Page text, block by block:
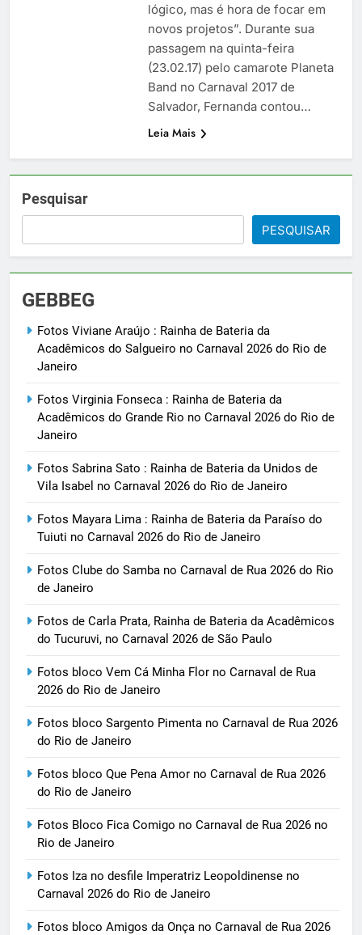
lógico, mas é hora de focar em
novos projetos”. Durante sua
passagem na quinta-feira
(23.02.17) pelo camarote Planeta
Band no Carnaval 2017 de
Salvador, Fernanda contou…
Leia Mais
Pesquisar
PESQUISAR
GEBBEG
Fotos Viviane Araújo : Rainha de Bateria da
Acadêmicos do Salgueiro no Carnaval 2026 do Rio de
Janeiro
Fotos Virginia Fonseca : Rainha de Bateria da
Acadêmicos do Grande Rio no Carnaval 2026 do Rio de
Janeiro
Fotos Sabrina Sato : Rainha de Bateria da Unidos de
Vila Isabel no Carnaval 2026 do Rio de Janeiro
Fotos Mayara Lima : Rainha de Bateria da Paraíso do
Tuiuti no Carnaval 2026 do Rio de Janeiro
Fotos Clube do Samba no Carnaval de Rua 2026 do Rio
de Janeiro
Fotos de Carla Prata, Rainha de Bateria da Acadêmicos
do Tucuruvi, no Carnaval 2026 de São Paulo
Fotos bloco Vem Cá Minha Flor no Carnaval de Rua
2026 do Rio de Janeiro
Fotos bloco Sargento Pimenta no Carnaval de Rua 2026
do Rio de Janeiro
Fotos bloco Que Pena Amor no Carnaval de Rua 2026
do Rio de Janeiro
Fotos Bloco Fica Comigo no Carnaval de Rua 2026 no
Rio de Janeiro
Fotos Iza no desfile Imperatriz Leopoldinense no
Carnaval 2026 do Rio de Janeiro
Fotos bloco Amigos da Onça no Carnaval de Rua 2026